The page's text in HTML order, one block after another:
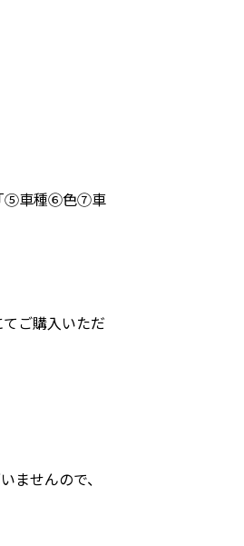
⑤車種⑥色⑦車
ご購入いただ
ませんので、